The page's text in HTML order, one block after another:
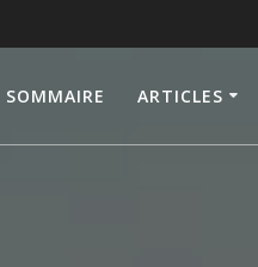
SOMMAIRE ARTICLES